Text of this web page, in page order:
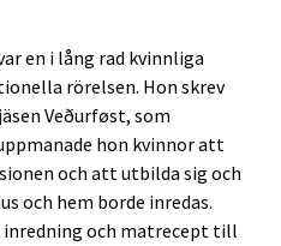
en i lång rad kvinnliga
rörelsen. Hon skrev
Veðurføst, som
hon kvinnor att
och att utbilda sig och
och hem borde inredas.
och matrecept till